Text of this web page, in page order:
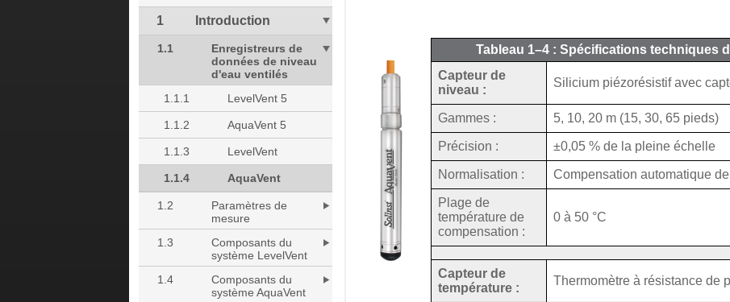
Tableau 1–4 : Spécifications techniques
Capteur de
niveau :
Silicium piézorésistif avec
Gammes : 5, 10, 20 m (15, 30, 65 pieds)
Précision : ±0,05 % de la pleine échelle
Normalisation : Compensation automatique
Plage de
température de
compensation :
0 à 50 °C
Capteur de
température :
Thermomètre à résistance de
1 Introduction
1.1
Enregistreurs de
données de niveau
d'eau ventilés
1.1.1
LevelVent 5
1.1.2 AquaVent 5
1.1.3 LevelVent
1.1.4 AquaVent
1.2
Paramètres de
mesure
1.3
Composants du
système LevelVent
1.4
Composants du
système AquaVent